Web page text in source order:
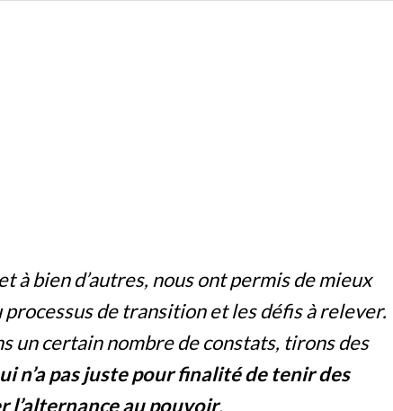
à bien d’autres, nous ont permis de mieux
de transition et les défis à relever.
un certain nombre de constats, tirons des
n’a pas juste pour finalité de tenir des
l’alternance au pouvoir.